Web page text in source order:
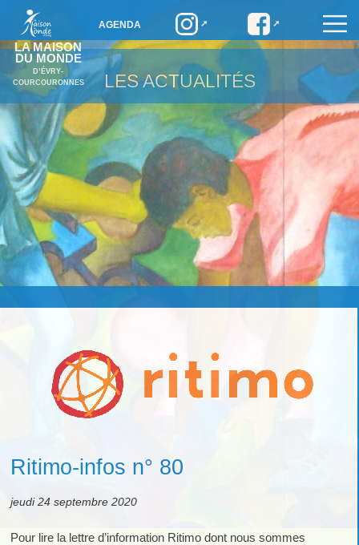
LA MAISON
DU MONDE
D’ÉVRY-
COURCOURONNES
AGENDA
LES ACTUALITÉS
Ritimo-infos n° 80
jeudi 24 septembre 2020
Pour lire la lettre d’information Ritimo dont nous sommes